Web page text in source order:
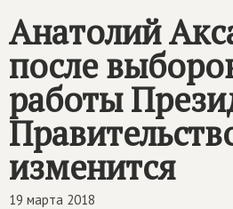
Контакты
Анатолий
после
работы
изменится
19 марта 2018